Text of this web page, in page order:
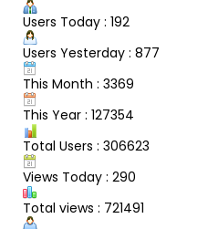
Users Today : 192
Users Yesterday : 877
This Month : 3369
This Year : 127354
Total Users : 306623
Views Today : 290
Total views : 721491